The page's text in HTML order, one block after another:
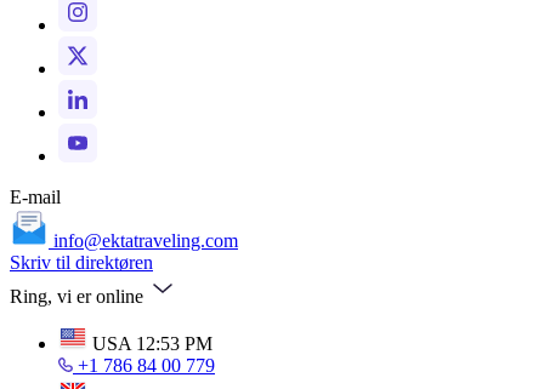
E-mail
info@ektatraveling.com
Skriv til direktøren
Ring, vi er online
USA 12:53 PM
+1 786 84 00 779